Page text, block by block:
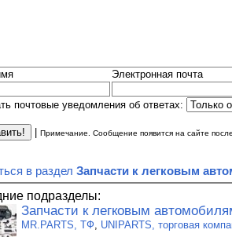
Электронная почта
почтовые уведомления об ответах:
Примечание. Сообщение появится на сайте
в раздел Запчасти к легковым
подразделы:
Запчасти к легковым
MR.PARTS, ТФ UNIPARTS, торговая